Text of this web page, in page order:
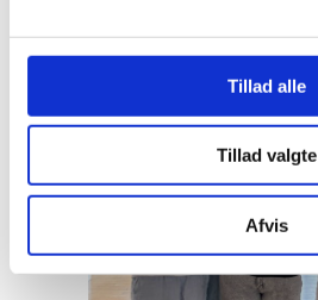
Tillad alle
Tillad valgte
Afvis